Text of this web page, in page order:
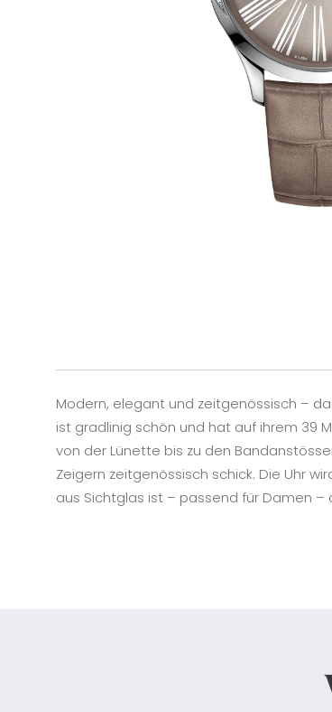
Modern, elegant und zeitgenössisch –
ist gradlinig schön und hat auf ihrem 39
von der Lünette bis zu den
Zeigern zeitgenössisch schick. Die Uhr
aus Sichtglas ist – passend für Damen